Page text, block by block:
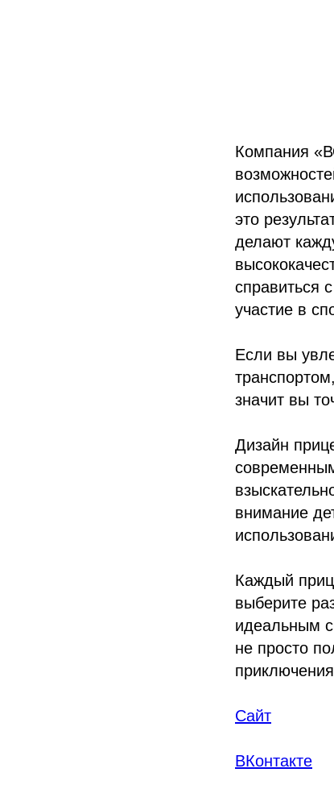
Компания
это
делают
справиться
участие в
Если вы
значит вы
Дизайн
внимание
Каждый
выберите
идеальным
не просто
Сайт
ВКонтакте